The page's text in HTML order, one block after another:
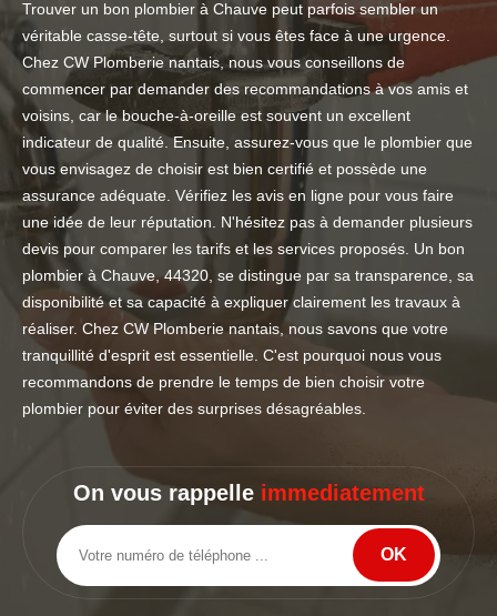
Trouver un bon plombier à Chauve peut parfois sembler un
véritable casse-tête, surtout si vous êtes face à une urgence.
Chez CW Plomberie nantais, nous vous conseillons de
commencer par demander des recommandations à vos amis et
voisins, car le bouche-à-oreille est souvent un excellent
indicateur de qualité. Ensuite, assurez-vous que le plombier que
vous envisagez de choisir est bien certifié et possède une
assurance adéquate. Vérifiez les avis en ligne pour vous faire
une idée de leur réputation. N'hésitez pas à demander plusieurs
devis pour comparer les tarifs et les services proposés. Un bon
plombier à Chauve, 44320, se distingue par sa transparence, sa
disponibilité et sa capacité à expliquer clairement les travaux à
réaliser. Chez CW Plomberie nantais, nous savons que votre
tranquillité d'esprit est essentielle. C'est pourquoi nous vous
recommandons de prendre le temps de bien choisir votre
plombier pour éviter des surprises désagréables.
On vous rappelle immediatement